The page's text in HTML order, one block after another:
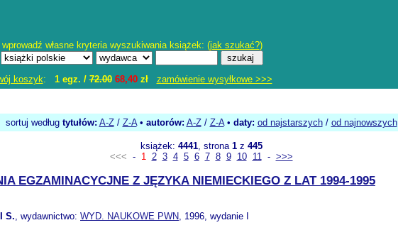
wprowadź własne kryteria wyszukiwania książek: (jak szukać?)
koszyk: 1 egz. /72.00 68,40zł
zamówienie wysyłkowe >>>
sortuj według tytułów: A-Z/ Z-A• autorów: A-Z/ Z-A• daty: od najstarszych/ od najnowszych
książek: 4441, strona 1z 445
<<< - 1 2 3 4 5 6 7 8 9 10 11- >>>
EGZAMINACYCJNE Z JĘZYKA NIEMIECKIEGO Z LAT 1994-1995
S., wydawnictwo: WYD. NAUKOWE PWN, 1996, wydanie I